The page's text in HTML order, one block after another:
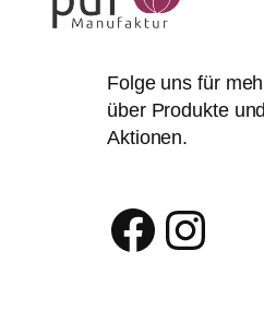
Folge uns für
über Produkte und
Aktionen.
Facebook Instagram